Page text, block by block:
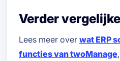
Verder
Lees meer over wat ERP
functies van twoManage